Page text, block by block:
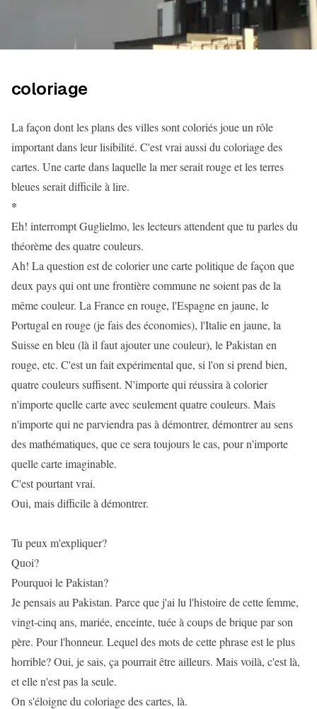
coloriage
La façon dont les plans des villes sont coloriés joue un rôle
important dans leur lisibilité. C'est vrai aussi du coloriage des
cartes. Une carte dans laquelle la mer serait rouge et les terres
bleues serait difficile à lire.
*
Eh! interrompt Guglielmo, les lecteurs attendent que tu parles du
théorème des quatre couleurs.
Ah! La question est de colorier une carte politique de façon que
deux pays qui ont une frontière commune ne soient pas de la
même couleur. La France en rouge, l'Espagne en jaune, le
Portugal en rouge (je fais des économies), l'Italie en jaune, la
Suisse en bleu (là il faut ajouter une couleur), le Pakistan en
rouge, etc. C'est un fait expérimental que, si l'on si prend bien,
quatre couleurs suffisent. N'importe qui réussira à colorier
n'importe quelle carte avec seulement quatre couleurs. Mais
n'importe qui ne parviendra pas à démontrer, démontrer au sens
des mathématiques, que ce sera toujours le cas, pour n'importe
quelle carte imaginable.
C'est pourtant vrai.
Oui, mais difficile à démontrer.
Tu peux m'expliquer?
Quoi?
Pourquoi le Pakistan?
Je pensais au Pakistan. Parce que j'ai lu l'histoire de cette femme,
vingt-cinq ans, mariée, enceinte, tuée à coups de brique par son
père. Pour l'honneur. Lequel des mots de cette phrase est le plus
horrible? Oui, je sais, ça pourrait être ailleurs. Mais voilà, c'est là,
et elle n'est pas la seule.
On s'éloigne du coloriage des cartes, là.